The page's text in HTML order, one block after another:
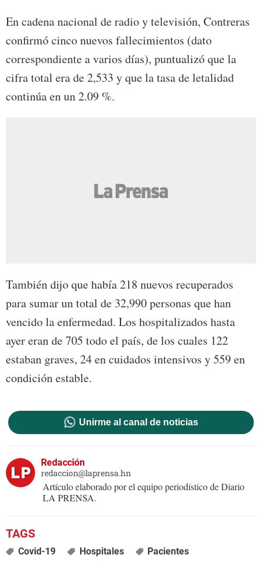
En cadena nacional de radio y televisión, Contreras
confirmó cinco nuevos fallecimientos (dato
correspondiente a varios días), puntualizó que la
cifra total era de 2,533 y que la tasa de letalidad
continúa en un 2.09 %.
También dijo que había 218 nuevos recuperados
para sumar un total de 32,990 personas que han
vencido la enfermedad. Los hospitalizados hasta
ayer eran de 705 todo el país, de los cuales 122
estaban graves, 24 en cuidados intensivos y 559 en
condición estable.
Unirme al canal de noticias
Redacción
redaccion@laprensa.hn
Artículo elaborado por el equipo periodístico de Diario
LA PRENSA.
Covid-19 Hospitales
Pacientes